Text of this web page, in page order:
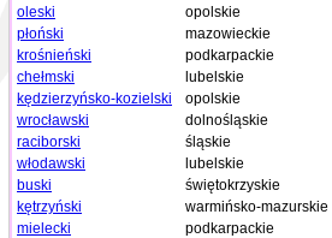
oleski
opolskie
płoński
mazowieckie
krośnieński
podkarpackie
chełmski
lubelskie
kędzierzyńsko-kozielski
opolskie
wrocławski
dolnośląskie
raciborski
śląskie
włodawski
lubelskie
buski
świętokrzyskie
kętrzyński
warmińsko-mazurskie
mielecki
podkarpackie